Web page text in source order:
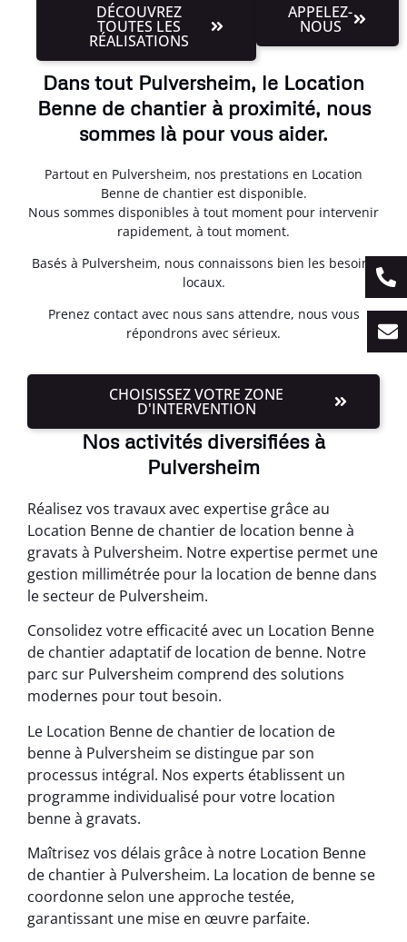
DÉCOUVREZ
TOUTES LES
RÉALISATIONS
APPELEZ-
NOUS
Dans tout Pulversheim, le Location
Benne de chantier à proximité, nous
sommes là pour vous aider.
Partout en Pulversheim, nos prestations en Location
Benne de chantier est disponible.
Nous sommes disponibles à tout moment pour intervenir
rapidement, à tout moment.
Basés à Pulversheim, nous connaissons bien les besoins
locaux.
Prenez contact avec nous sans attendre, nous vous
répondrons avec sérieux.
CHOISISSEZ VOTRE ZONE
D'INTERVENTION
Nos activités diversifiées à
Pulversheim
Réalisez vos travaux avec expertise grâce au
Location Benne de chantier de location benne à
gravats à Pulversheim. Notre expertise permet une
gestion millimétrée pour la location de benne dans
le secteur de Pulversheim.
Consolidez votre efficacité avec un Location Benne
de chantier adaptatif de location de benne. Notre
parc sur Pulversheim comprend des solutions
modernes pour tout besoin.
Le Location Benne de chantier de location de
benne à Pulversheim se distingue par son
processus intégral. Nos experts établissent un
programme individualisé pour votre location
benne à gravats.
Maîtrisez vos délais grâce à notre Location Benne
de chantier à Pulversheim. La location de benne se
coordonne selon une approche testée,
garantissant une mise en œuvre parfaite.